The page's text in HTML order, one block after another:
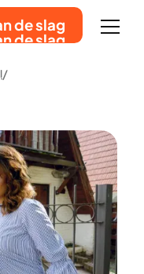
de slag
de slag